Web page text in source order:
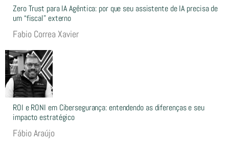
Zero Trust para IA Agêntica: por que seu assistente de IA precisa de
um “fiscal” externo
Fabio Correa Xavier
ROI e RONI em Cibersegurança: entendendo as diferenças e seu
impacto estratégico
Fábio Araújo